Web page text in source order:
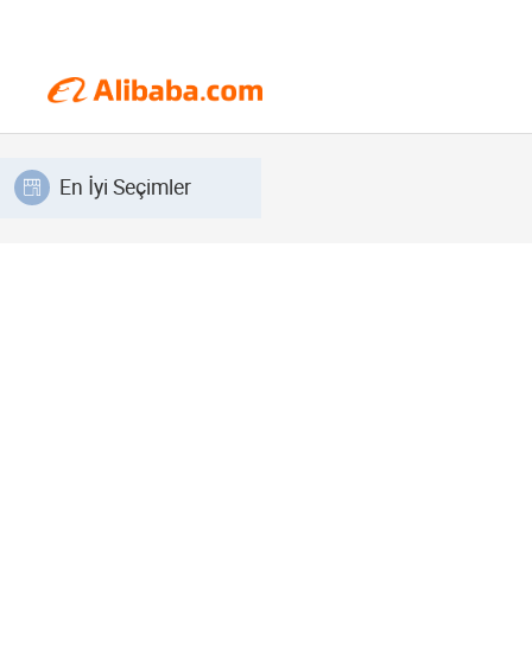
En İyi Seçimler